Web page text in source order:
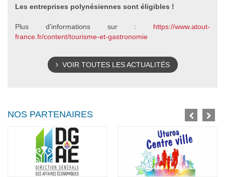
Les entreprises polynésiennes sont éligibles !
Plus d'informations sur : https://www.atout-
france.fr/content/tourisme-et-gastronomie
VOIR TOUTES LES ACTUALITÉS
NOS PARTENAIRES